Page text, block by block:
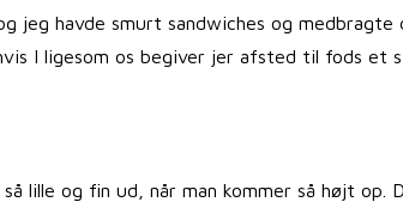
jeg havde smurt sandwiches og
I ligesom os begiver jer afsted til fods et
så lille og fin ud, når man kommer så højt